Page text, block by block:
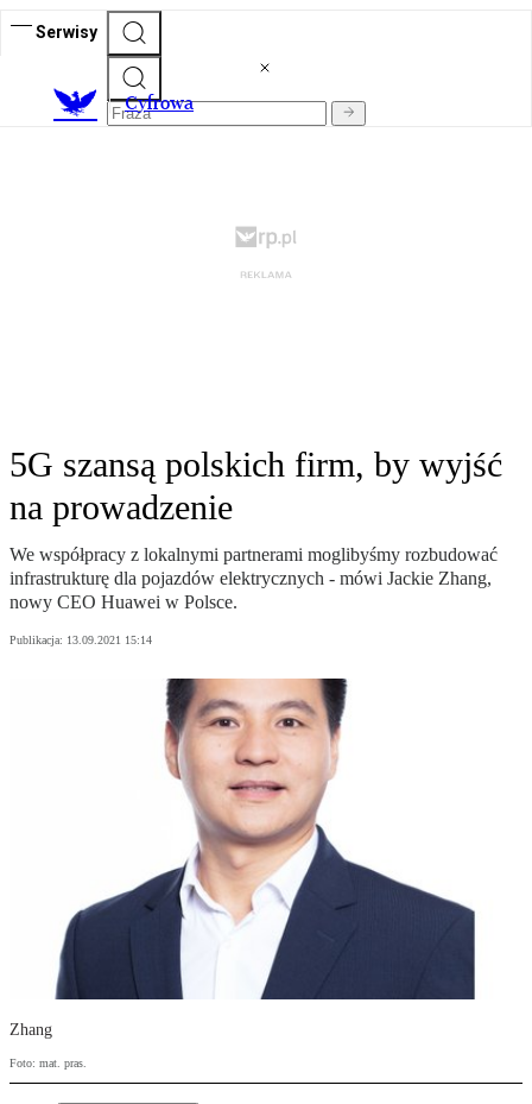
Serwisy
Cyfrowa
5G szansą polskich firm, by wyjść
na prowadzenie
We współpracy z lokalnymi partnerami moglibyśmy rozbudować
infrastrukturę dla pojazdów elektrycznych - mówi Jackie Zhang,
nowy CEO Huawei w Polsce.
Publikacja: 13.09.2021 15:14
Zhang
Foto: mat. pras.